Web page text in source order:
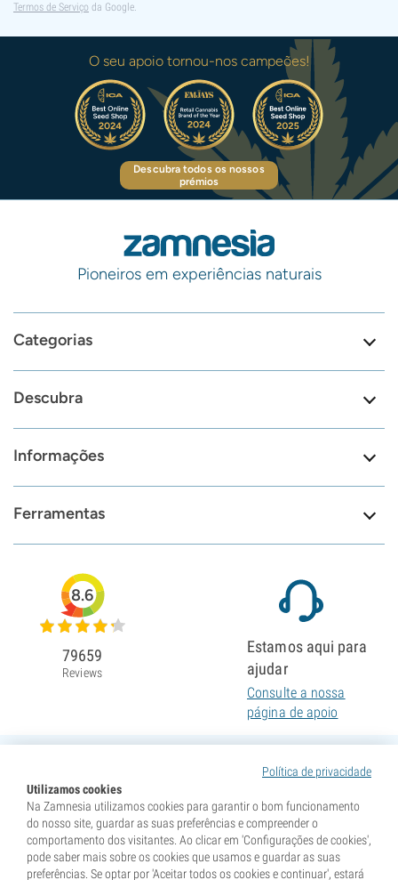
Termos de Serviço da Google.
O seu apoio tornou-nos campeões!
Descubra todos os nossos
prémios
Pioneiros em experiências naturais
Categorias
Descubra
Informações
Ferramentas
Política de privacidade
Utilizamos cookies
Na Zamnesia utilizamos cookies para garantir o bom funcionamento
do nosso site, guardar as suas preferências e compreender o
comportamento dos visitantes. Ao clicar em 'Configurações de cookies',
pode saber mais sobre os cookies que usamos e guardar as suas
preferências. Se optar por 'Aceitar todos os cookies e continuar', estará
8.6
79659
Reviews
Estamos aqui para
ajudar
Consulte a nossa
página de apoio